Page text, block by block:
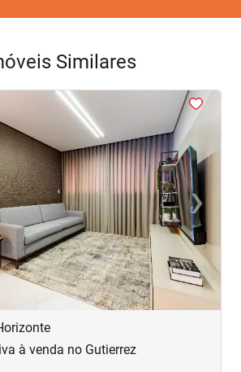
Similares
›Next
à venda no Gutierrez